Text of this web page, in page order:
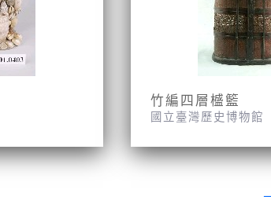
竹編四層𣛮籃
國立臺灣歷史博物館